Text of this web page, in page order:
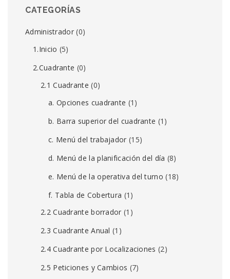
CATEGORÍAS
Administrador(0)
1.Inicio (5)
2.Cuadrante (0)
2.1 Cuadrante (0)
a. Opciones cuadrante (1)
b. Barra superior del cuadrante (1)
c. Menú del trabajador (15)
d. Menú de la planificación del día (8)
e. Menú de la operativa del turno (18)
f. Tabla de Cobertura (1)
2.2 Cuadrante borrador (1)
2.3 Cuadrante Anual (1)
2.4 Cuadrante por Localizaciones (2)
2.5 Peticiones y Cambios (7)